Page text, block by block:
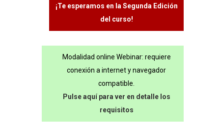
¡Te esperamos en la Segunda Edición
del curso!
Modalidad online Webinar: requiere
conexión a internet y navegador
compatible.
Pulse aquí para ver en detalle los
requisitos